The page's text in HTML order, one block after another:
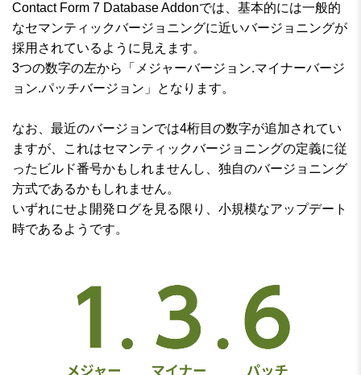
Contact Form 7 Database Addonでは、基本的には一般的
なセマンティックバージョニングに近いバージョニングが
採用されているように見えます。
3つの数字の左から「メジャーバージョン.マイナーバージ
ョン.パッチバージョン」となります。
なお、最近のバージョンでは4桁目の数字が追加されてい
ますが、これはセマンティックバージョニングの定義に従
ったビルド番号かもしれませんし、独自のバージョニング
方式であるかもしれません。
いずれにせよ開発ログを見る限り、小規模なアップデート
時であるようです。